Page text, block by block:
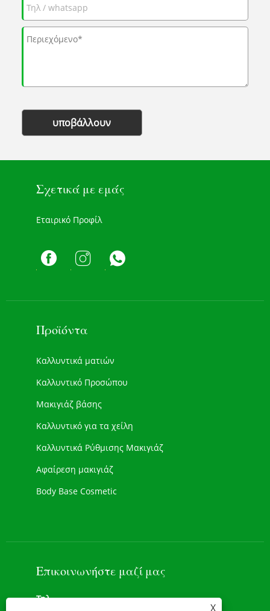
υποβάλλουν
Σχετικά με εμάς
Εταιρικό Προφίλ
Προϊόντα
Καλλυντικά ματιών
Καλλυντικό Προσώπου
Μακιγιάζ βάσης
Καλλυντικό για τα χείλη
Καλλυντικά Ρύθμισης Μακιγιάζ
Αφαίρεση μακιγιάζ
Body Base Cosmetic
Επικοινωνήστε μαζί μας
Τηλ
X